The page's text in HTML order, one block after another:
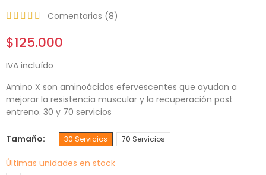
Comentarios (8)
$125.000
IVA incluído
Amino X son aminoácidos efervescentes que ayudan a
mejorar la resistencia muscular y la recuperación post
entreno. 30 y 70 servicios
Tamaño 30 Servicios 70 Servicios
Últimas unidades en stock